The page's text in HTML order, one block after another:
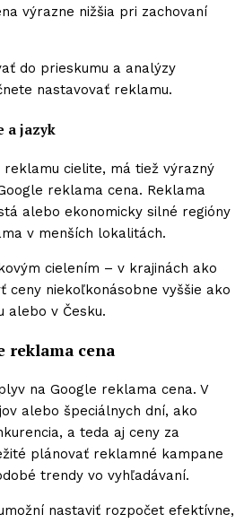
výrazne nižšia pri zachovaní
do prieskumu a analýzy
nastavovať reklamu.
a jazyk
cielite, má tiež výrazný
reklama cena. Reklama
alebo ekonomicky silné regióny
v menších lokalitách.
cielením – v krajinách ako
ceny niekoľkonásobne vyššie ako
alebo v Česku.
reklama cena
na Google reklama cena. V
alebo špeciálnych dní, ako
a teda aj ceny za
plánovať reklamné kampane
trendy vo vyhľadávaní.
nastaviť rozpočet efektívne,